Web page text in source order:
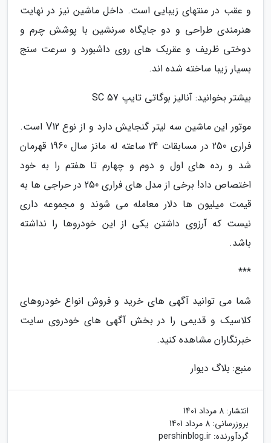
و عقب در منتهای زیبایی است. داخل ماشین نیز در نهایت
هنرمندی طراحی و دو جایگاه سرنشین با پوشش چرم و
دوختی ظریف و عقربک های روی داشبورد و سرعت سنج
بسیار زیبا ساخته شده اند.
بیشتر بخوانید: آنالیز بوگاتی تایپ 57 SC
موتور این ماشین سه لیتر گنجایش دارد و از نوع V12 است.
فراری 250 در مسابقات 24 ساعته له مانز سال 1960 قهرمان
شد و رده های اول و دوم و چهارم تا هفتم را به خود
اختصاص داد! برخی از مدل های فراری 250 در حراجی ها به
قیمت میلیون ها دلار معامله می شوند و مجموعه داری
نیست که آرزوی داشتن یکی از این خودروها را نداشته
باشد.
***
شما می توانید آگهی های خرید و فروش انواع خودروهای
کلاسیک و قدیمی را در بخش آگهی های خودروی سایت
خبرنگاران مشاهده کنید.
منبع: بلاگ دیوار
انتشار: 8 مرداد 1401
بروزرسانی: 8 مرداد 1401
گردآورنده: pershinblog.ir